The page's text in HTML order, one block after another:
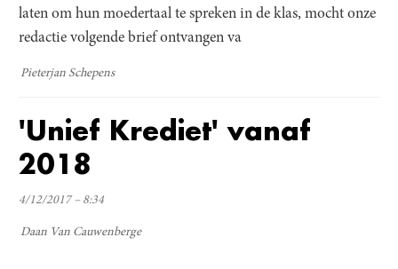
laten om hun moedertaal te spreken in de klas, mocht onze
redactie volgende brief ontvangen va
Pieterjan Schepens
'Unief Krediet' vanaf
2018
4/12/2017 – 8:34
Daan Van Cauwenberge